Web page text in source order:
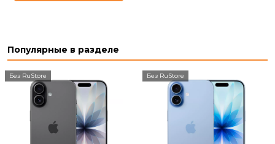
Популярные в разделе
Без RuStore Без RuStore